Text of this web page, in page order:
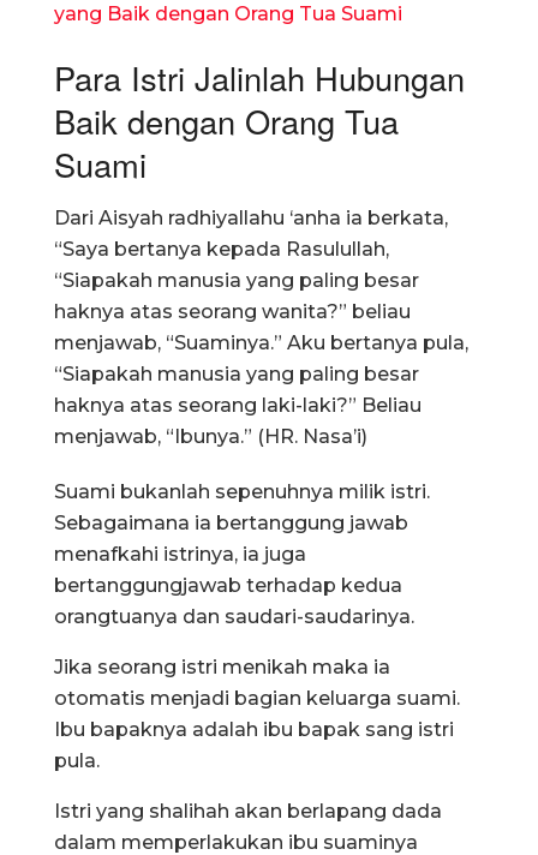
yang Baik dengan Orang Tua Suami
Para Istri Jalinlah Hubungan
Baik dengan Orang Tua
Suami
Dari Aisyah radhiyallahu ‘anha ia berkata,
“Saya bertanya kepada Rasulullah,
“Siapakah manusia yang paling besar
haknya atas seorang wanita?” beliau
menjawab, “Suaminya.” Aku bertanya pula,
“Siapakah manusia yang paling besar
haknya atas seorang laki-laki?” Beliau
menjawab, “Ibunya.” (HR. Nasa’i)
Suami bukanlah sepenuhnya milik istri.
Sebagaimana ia bertanggung jawab
menafkahi istrinya, ia juga
bertanggungjawab terhadap kedua
orangtuanya dan saudari-saudarinya.
Jika seorang istri menikah maka ia
otomatis menjadi bagian keluarga suami.
Ibu bapaknya adalah ibu bapak sang istri
pula.
Istri yang shalihah akan berlapang dada
dalam memperlakukan ibu suaminya